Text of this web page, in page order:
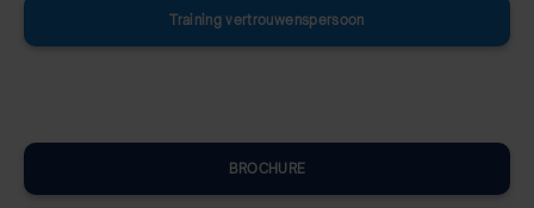
Training vertrouwenspersoon
BROCHURE